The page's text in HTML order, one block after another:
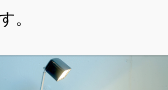
・SHOPPING-GUIDE